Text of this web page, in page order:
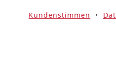
Kundenstimmen •